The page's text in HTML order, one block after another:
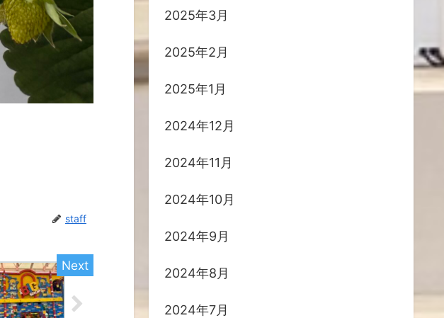
staff
2025年3月
2025年2月
2025年1月
2024年12月
2024年11月
2024年10月
2024年9月
2024年8月
2024年7月